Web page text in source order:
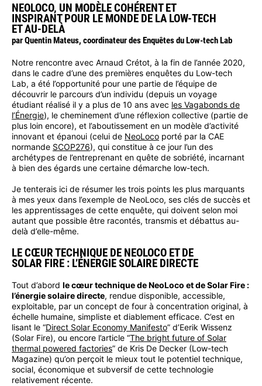
NEOLOCO, UN MODÈLE COHÉRENT ET
INSPIRANT POUR LE MONDE DE LA LOW-TECH
ET AU-DELÀ
par Quentin Mateus, coordinateur des Enquêtes du Low-tech Lab
Notre rencontre avec Arnaud Crétot, à la fin de l’année 2020,
dans le cadre d’une des premières enquêtes du Low-tech
Lab, a été l’opportunité pour une partie de l’équipe de
découvrir le parcours d’un individu (depuis un voyage
étudiant réalisé il y a plus de 10 ans avec les Vagabonds de
l’Énergie), le cheminement d’une réflexion collective (partie de
plus loin encore), et l’aboutissement en un modèle d’activité
innovant et épanoui (celui de NeoLoco porté par la CAE
normande SCOP276), qui constitue à ce jour l’un des
archétypes de l’entreprenant en quête de sobriété, incarnant
à bien des égards une certaine démarche low-tech.
Je tenterais ici de résumer les trois points les plus marquants
à mes yeux dans l’exemple de NeoLoco, ses clés de succès et
les apprentissages de cette enquête, qui doivent selon moi
autant que possible être racontés, transmis et débattus au-
delà d’elle-même.
LE CŒUR TECHNIQUE DE NEOLOCO ET DE
SOLAR FIRE : L’ÉNERGIE SOLAIRE DIRECTE
Tout d’abord le cœur technique de NeoLoco et de Solar Fire :
l’énergie solaire directe, rendue disponible, accessible,
exploitable, par un concept de four à concentration original, à
échelle humaine, simpliste et diablement efficace. C’est en
lisant le “Direct Solar Economy Manifesto” d’Eerik Wissenz
(Solar Fire), ou encore l’article “The bright future of Solar
thermal powered factories” de Kris De Decker (Low-tech
Magazine) qu’on perçoit le mieux tout le potentiel technique,
social, économique et subversif de cette technologie
relativement récente.